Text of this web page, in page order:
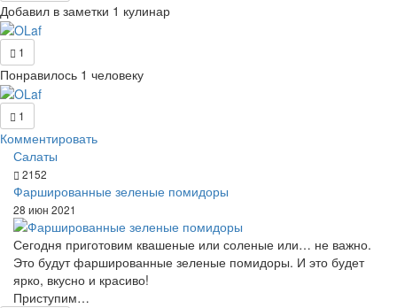
Добавил в заметки 1 кулинар
1
Понравилось 1 человеку
1
Комментировать
Салаты
2152
Фаршированные зеленые помидоры
28 июн 2021
Сегодня приготовим квашеные или соленые или… не важно.
Это будут фаршированные зеленые помидоры. И это будет
ярко, вкусно и красиво!
Приступим…